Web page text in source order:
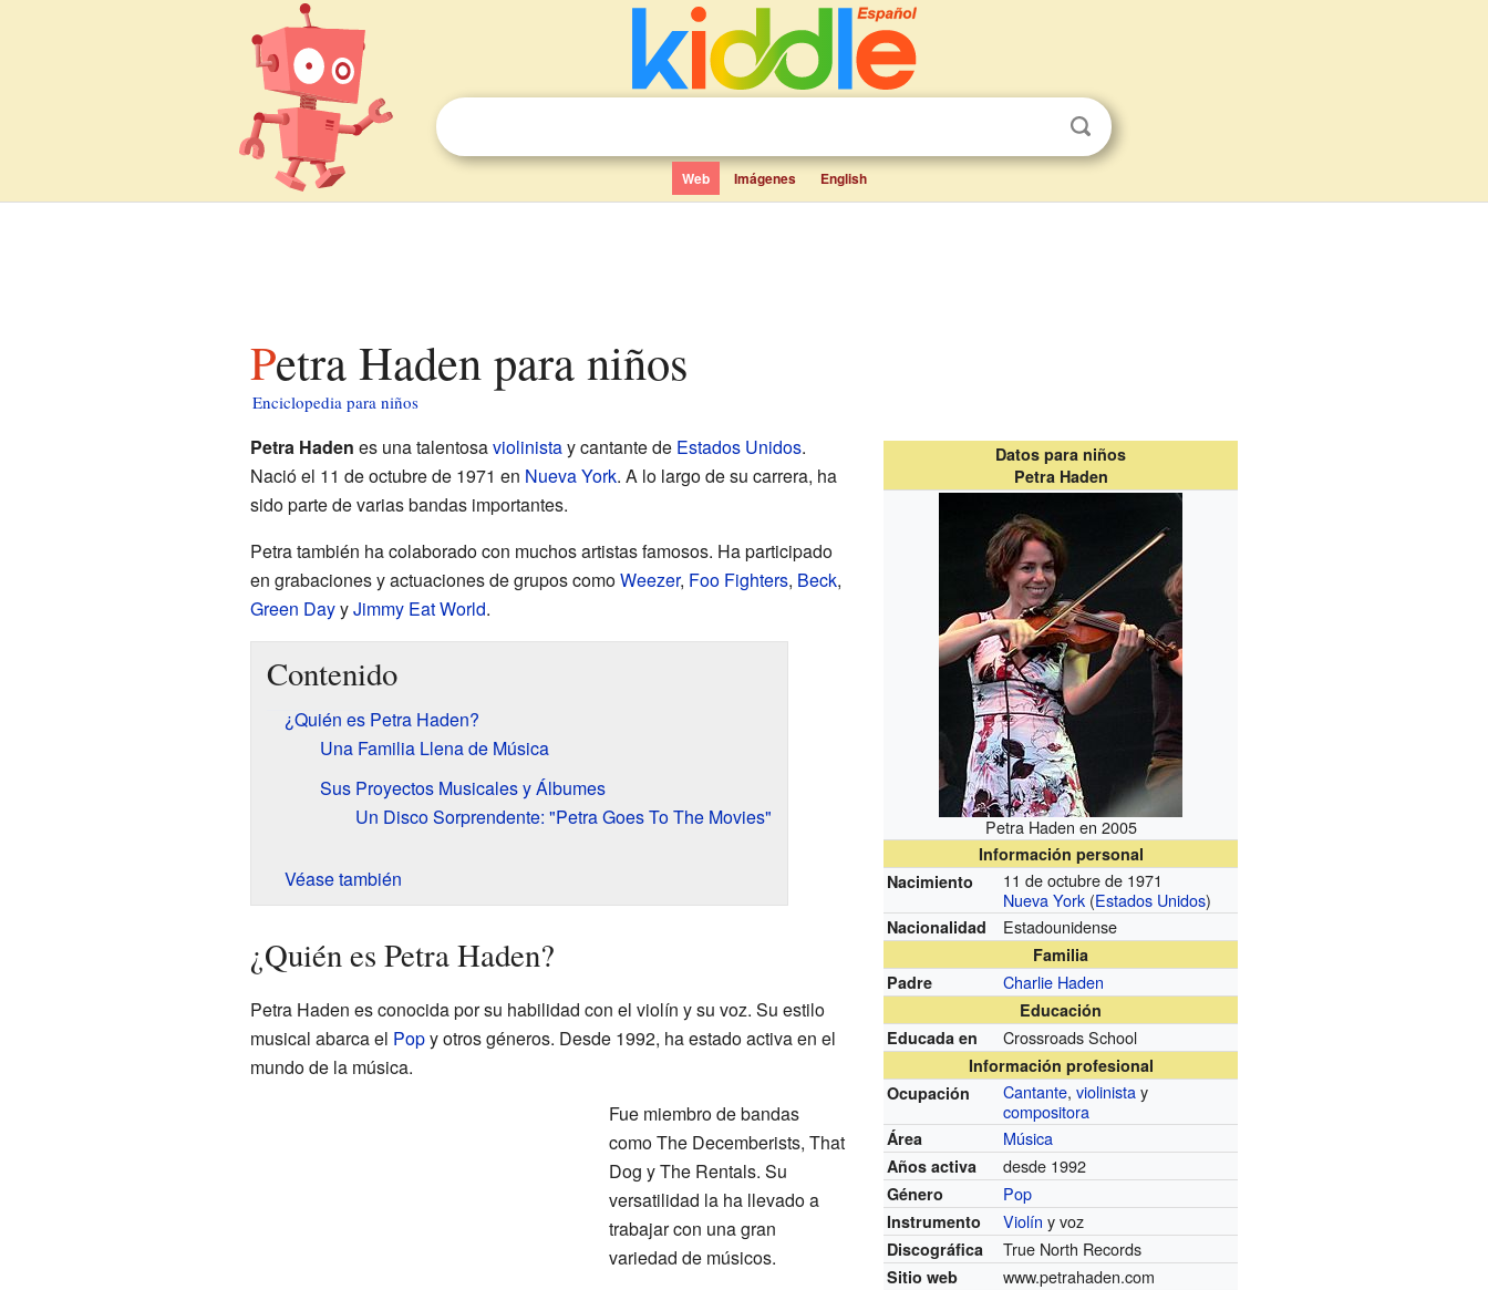
Web Imágenes English
Petra Haden para niños
Enciclopedia para niños
Datos para niños
Petra Haden
Petra Haden en 2005
Información personal
Nacimiento
11 de octubre de 1971
Nueva York (Estados Unidos)
Nacionalidad Estadounidense
Familia
Padre
Charlie Haden
Educación
Educada en
Crossroads School
Información profesional
Ocupación
Cantante,violinistay
compositora
Área Música
Años activa desde 1992
Género Pop
Instrumento Violín y voz
Discográfica True North Records
Sitio web www.petrahaden.com
Petra Haden es una talentosaviolinistay cantante de Estados Unidos.
Nació el 11 de octubre de 1971 en Nueva York. A lo largo de su carrera, ha
sido parte de varias bandas importantes.
Petra también ha colaborado con muchos artistas famosos. Ha participado
en grabaciones y actuaciones de grupos comoWeezer, Foo Fighters, Beck,
Green DayyJimmy Eat World.
Contenido
¿Quién es Petra Haden?
Una Familia Llena de Música
Sus Proyectos Musicales y Álbumes
Un Disco Sorprendente: "Petra Goes To The Movies"
Véase también
¿Quién es Petra Haden?
Petra Haden es conocida por su habilidad con el violín y su voz. Su estilo
musical abarca el Popy otros géneros. Desde 1992, ha estado activa en el
mundo de la música.
Fue miembro de bandas
como The Decemberists, That
Dog y The Rentals. Su
versatilidad la ha llevado a
trabajar con una gran
variedad de músicos.